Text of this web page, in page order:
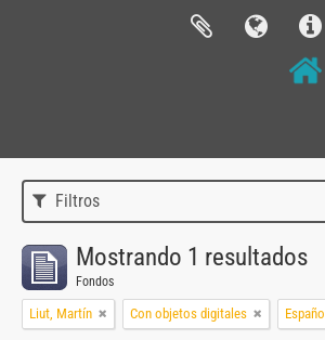
Filtros
Mostrando 1 resultados
Fondos
Liut, Martín Con objetos digitales Español